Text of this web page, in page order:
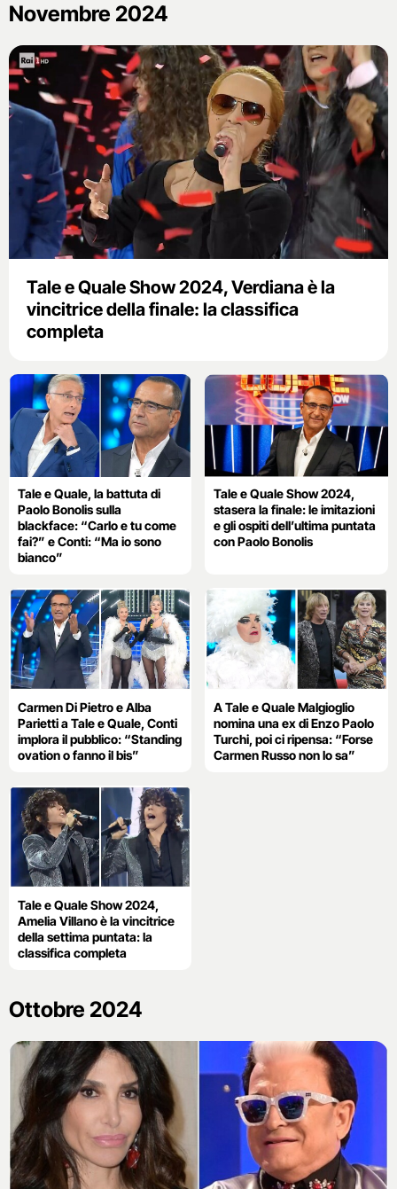
Novembre 2024
Tale e Quale Show 2024, Verdiana è la
vincitrice della finale: la classifica
completa
Tale e Quale, la battuta di
Paolo Bonolis sulla
blackface: “Carlo e tu come
fai?” e Conti: “Ma io sono
bianco”
Tale e Quale Show 2024,
stasera la finale: le imitazioni
e gli ospiti dell’ultima puntata
con Paolo Bonolis
Carmen Di Pietro e Alba
Parietti a Tale e Quale, Conti
implora il pubblico: “Standing
ovation o fanno il bis”
A Tale e Quale Malgioglio
nomina una ex di Enzo Paolo
Turchi, poi ci ripensa: “Forse
Carmen Russo non lo sa”
Tale e Quale Show 2024,
Amelia Villano è la vincitrice
della settima puntata: la
classifica completa
Ottobre 2024